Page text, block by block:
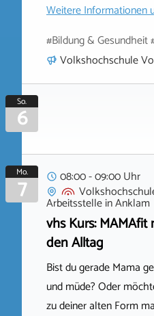
Weitere Informationen
#Bildung &
Volkshochschule
So.
6
Mo.
7
08:00 - 09:00 Uhr
ArbeitsstelleinAnklam
vhs Kurs:
den Alltag
Bist du gerade Mama
und müde? Oder
zu deiner alten Form